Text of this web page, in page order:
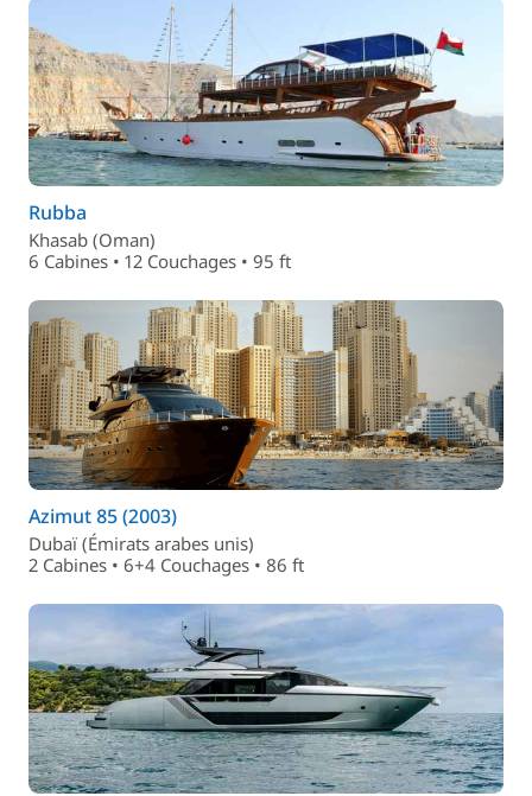
Rubba
Khasab (Oman)
6 Cabines • 12 Couchages • 95 ft
Azimut 85 (2003)
Dubaï (Émirats arabes unis)
2 Cabines • 6+4 Couchages • 86 ft